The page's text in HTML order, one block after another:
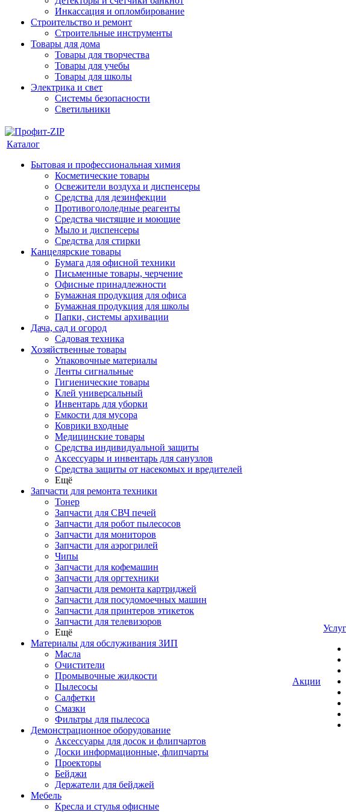
Инкассация и опломбирование
Строительство и ремонт
Строительные инструменты
Товары для дома
Товары для творчества
Товары для учебы
Товары для школы
Электрика и свет
Системы безопасности
Светильники
Каталог
Бытовая и профессиональная химия
Косметические товары
Освежители воздуха и диспенсеры
Средства для дезинфекции
Противогололедные реагенты
Средства чистящие и моющие
Мыло и диспенсеры
Средства для стирки
Канцелярские товары
Бумага для офисной техники
Письменные товары, черчение
Офисные принадлежности
Бумажная продукция для офиса
Бумажная продукция для школы
Папки, системы архивации
Дача, сад и огород
Садовая техника
Хозяйственные товары
Упаковочные материалы
Ленты сигнальные
Гигиенические товары
Клей универсальный
Инвентарь для уборки
Емкости для мусора
Коврики входные
Медицинские товары
Средства индивидуальной защиты
Аксессуары и инвентарь для санузлов
Средства защиты от насекомых и вредителей
Ещё
Запчасти для ремонта техники
Тонер
Запчасти для СВЧ печей
Запчасти для робот пылесосов
Запчасти для мониторов
Запчасти для аэрогрилей
Чипы
Запчасти для кофемашин
Запчасти для оргтехники
Запчасти для ремонта картриджей
Запчасти для посудомоечных машин
Запчасти для принтеров этикеток
Запчасти для телевизоров
Ещё
Материалы для обслуживания ЗИП
Масла
Очистители
Промывочные жидкости
Пылесосы
Салфетки
Смазки
Фильтры для пылесоса
Демонстрационное оборудование
Аксессуары для досок и флипчартов
Доски информационные, флипчарты
Проекторы
Бейджи
Держатели для бейджей
Мебель
Кресла и стулья офисные
Акции